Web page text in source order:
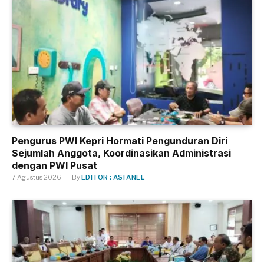
Pengurus PWI Kepri Hormati Pengunduran Diri
Sejumlah Anggota, Koordinasikan Administrasi
dengan PWI Pusat
7 Agustus 2026 ByEDITOR : ASFANEL